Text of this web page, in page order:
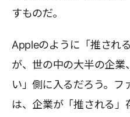
すものだ。
Appleのように「推され
が、世の中の大半の企業
い」側に入るだろう。フ
は、企業が「推される